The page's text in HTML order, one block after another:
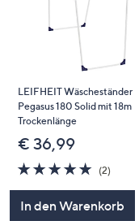
LEIFHEIT Wäscheständer
Pegasus 180 Solid mit 18m
Trockenlänge
€ 36,99
5.0
von
(2)
In den Warenkorb